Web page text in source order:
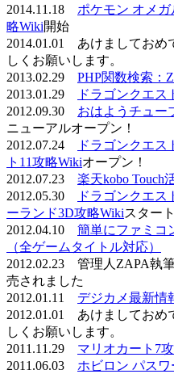
2014.11.18 ポケモン オメ
略Wiki開始
2014.01.01 あけましておめ
しくお願いします。
2013.02.29 PHP関数検索：
2013.01.29
ドラゴンクエス
2012.09.30 おはようチュー
ニューアルオープン！
2012.07.24
ドラゴンクエス
ト11攻略Wikiオープン！
2012.07.23 楽天kobo Touch
2012.05.30
ドラゴンクエ
ーランド3D攻略Wikiスタート
2012.04.10 簡単にファミコ
（全ゲームタイトル対応）
2012.02.23 管理人ZAPA執筆
売されました
2012.01.11 デジカメ最新情
2012.01.01 あけましておめ
しくお願いします。
2011.11.29 マリオカート7
2011.06.03 ホビロン パス